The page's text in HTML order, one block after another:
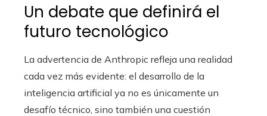
Un debate que definirá el
futuro tecnológico
La advertencia de Anthropic refleja una realidad
cada vez más evidente: el desarrollo de la
inteligencia artificial ya no es únicamente un
desafío técnico, sino también una cuestión